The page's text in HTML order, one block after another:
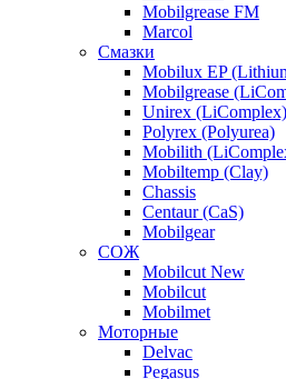
Mobilgrease FM
Marcol
Смазки
Mobilux EP
Mobilgrease
Unirex (LiComplex)
Polyrex (Polyurea)
Mobilith
Mobiltemp (Clay)
Chassis
Centaur (CaS)
Mobilgear
СОЖ
Mobilcut New
Mobilcut
Mobilmet
Моторные
Delvac
Pegasus